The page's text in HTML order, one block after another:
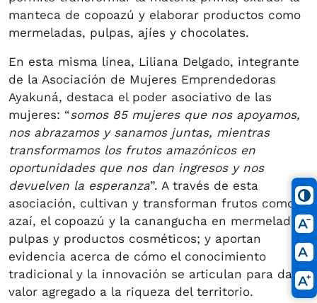
manteca de copoazú y elaborar productos como
mermeladas, pulpas, ajíes y chocolates.
En esta misma línea, Liliana Delgado, integrante
de la Asociación de Mujeres Emprendedoras
Ayakuná, destaca el poder asociativo de las
mujeres: “somos 85 mujeres que nos apoyamos,
nos abrazamos y sanamos juntas, mientras
transformamos los frutos amazónicos en
oportunidades que nos dan ingresos y nos
devuelven la esperanza”. A través de esta
asociación, cultivan y transforman frutos como el
azaí, el copoazú y la canangucha en mermeladas,
pulpas y productos cosméticos; y aportan
evidencia acerca de cómo el conocimiento
tradicional y la innovación se articulan para dar
valor agregado a la riqueza del territorio.